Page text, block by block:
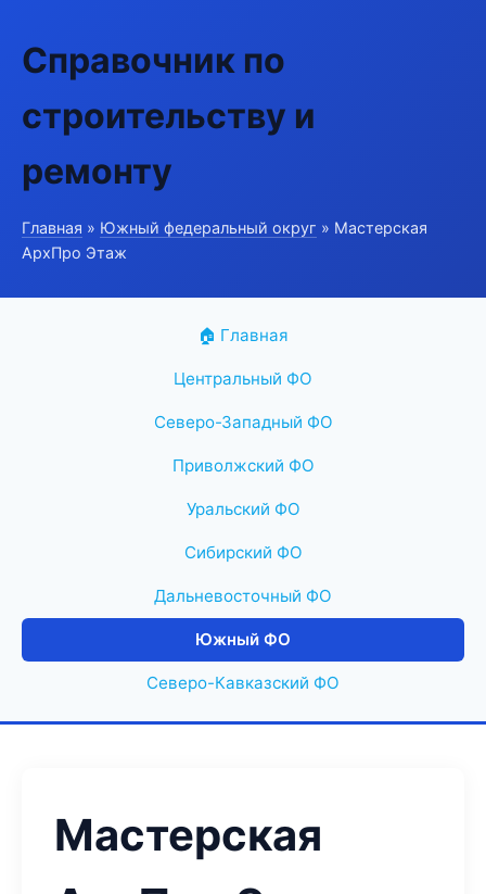
Справочник по
строительству и
ремонту
Главная » Южный федеральный округ » Мастерская
АрхПро Этаж
🏠 Главная
Центральный ФО
Северо-Западный ФО
Приволжский ФО
Уральский ФО
Сибирский ФО
Дальневосточный ФО
Южный ФО
Северо-Кавказский ФО
Мастерская